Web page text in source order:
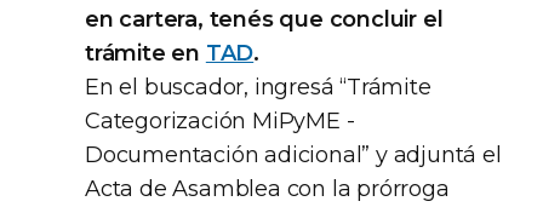
en cartera, tenés que concluir el
trámite en TAD.
En el buscador, ingresá “Trámite
Categorización MiPyME -
Documentación adicional” y adjuntá el
Acta de Asamblea con la prórroga